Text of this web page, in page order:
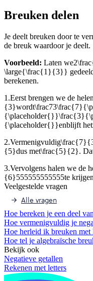
Breuken delen
Je deelt breuken door te
de breuk waardoor je deelt.
Voorbeeld: Laten we
\large{\frac{1}{3}}
berekenen.
1.Eerst brengen we de
{3}wordt
{\placeholder{}}enblijft
2.Vermenigvuldig
{5}dus met\frac{5}{2}.
3.Vervolgens halen we de
{6}555555555555te
Veelgestelde vragen
Alle vragen
Hoe bereken je een deel
Hoe vermenigvuldig je
Hoe herleid ik breuken met
Hoe tel je algebraïsche
Bekijk ook
Negatieve getallen
Rekenen met letters